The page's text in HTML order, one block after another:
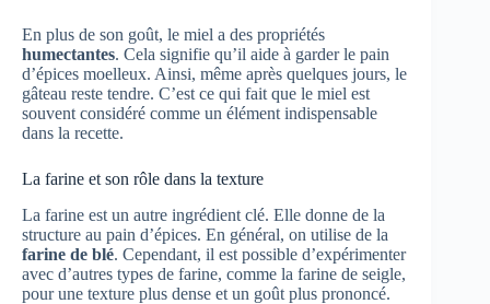
En plus de son goût, le miel a des propriétés
humectantes. Cela signifie qu’il aide à garder le pain
d’épices moelleux. Ainsi, même après quelques jours, le
gâteau reste tendre. C’est ce qui fait que le miel est
souvent considéré comme un élément indispensable
dans la recette.
La farine et son rôle dans la texture
La farine est un autre ingrédient clé. Elle donne de la
structure au pain d’épices. En général, on utilise de la
farine de blé. Cependant, il est possible d’expérimenter
avec d’autres types de farine, comme la farine de seigle,
pour une texture plus dense et un goût plus prononcé.